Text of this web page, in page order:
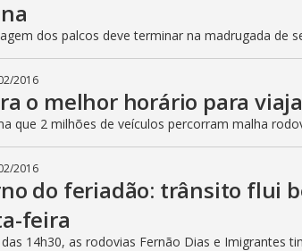
dos palcos deve terminar na madrugada de
2016
o melhor horário para
que 2 milhões de veículos percorram malha
2016
do feriadão: trânsito flui
feira
14h30, as rodovias Fernão Dias e Imigrantes